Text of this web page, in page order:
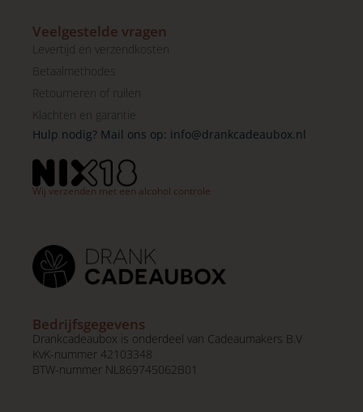
Veelgestelde vragen
Levertijd en verzendkosten
Betaalmethodes
Retourneren of ruilen
Klachten en garantie
Hulp nodig? Mail ons op: info@drankcadeaubox.nl
Wij verzenden met een alcohol controle
Bedrijfsgegevens
Drankcadeaubox is onderdeel van Cadeaumakers B.V
KvK-nummer 42103348
BTW-nummer NL869745062B01